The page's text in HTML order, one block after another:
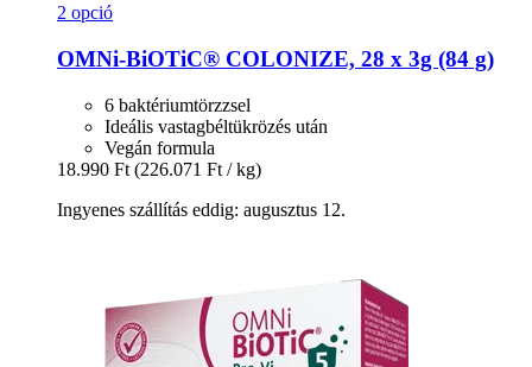
2 opció
OMNi-BiOTiC® COLONIZE, 28 x 3g (84 g)
6 baktériumtörzzsel
Ideális vastagbéltükrözés után
Vegán formula
18.990 Ft (226.071 Ft / kg)
Ingyenes szállítás eddig: augusztus 12.